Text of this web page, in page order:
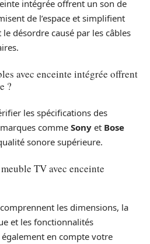
intégrée offrent un son de
de l’espace et simplifient
désordre causé par les câbles
avec enceinte intégrée offrent
?
les spécifications des
commeSony et Bose
sonore supérieure.
TV avec enceinte
les dimensions, la
et les fonctionnalités
en compte votre